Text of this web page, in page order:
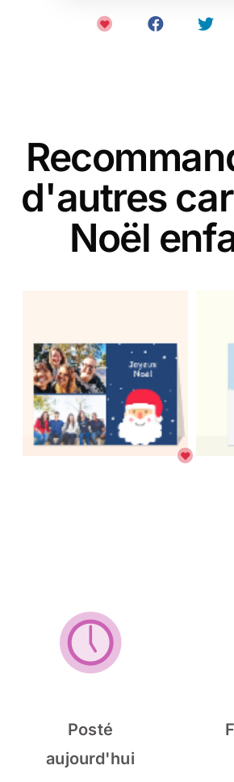
d'autres
Noël
Posté
aujourd'hui